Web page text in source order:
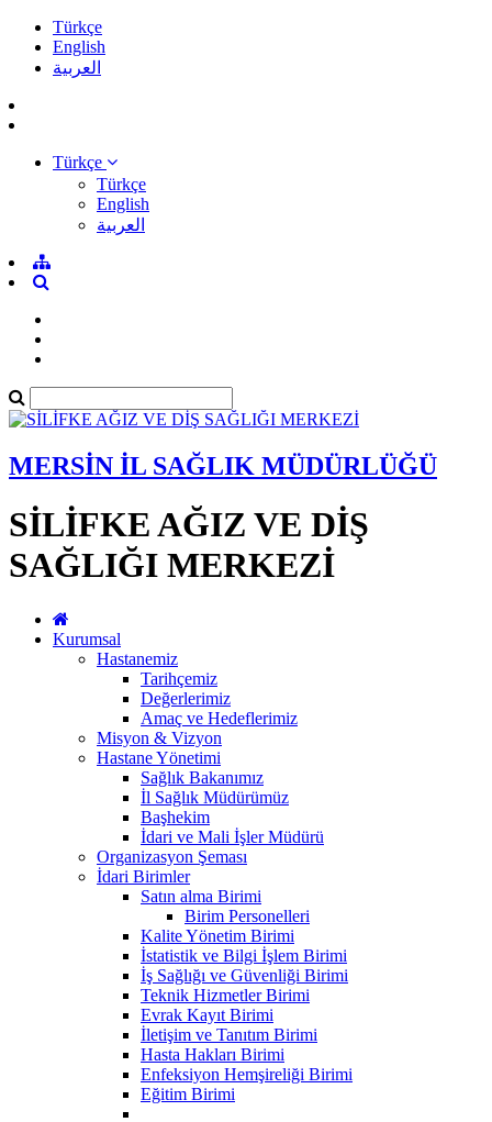
Türkçe
English
العربية
Türkçe
Türkçe
English
العربية
MERSİN İL SAĞLIK MÜDÜRLÜĞÜ
SİLİFKE AĞIZ VE DİŞ
SAĞLIĞI MERKEZİ
Kurumsal
Hastanemiz
Tarihçemiz
Değerlerimiz
Amaç ve Hedeflerimiz
Misyon & Vizyon
Hastane Yönetimi
Sağlık Bakanımız
İl Sağlık Müdürümüz
Başhekim
İdari ve Mali İşler Müdürü
Organizasyon Şeması
İdari Birimler
Satın alma Birimi
Birim Personelleri
Kalite Yönetim Birimi
İstatistik ve Bilgi İşlem Birimi
İş Sağlığı ve Güvenliği Birimi
Teknik Hizmetler Birimi
Evrak Kayıt Birimi
İletişim ve Tanıtım Birimi
Hasta Hakları Birimi
Enfeksiyon Hemşireliği Birimi
Eğitim Birimi